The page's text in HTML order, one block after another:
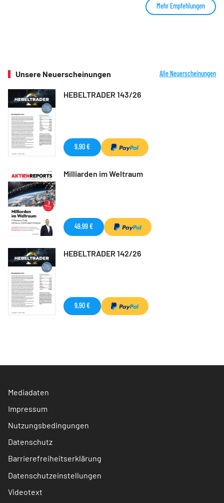
Mehr Empfehlungen
Unsere Neuerscheinungen Alle Neuerscheinungen
HEBELTRADER 143/26
9,90 €
Milliarden im Weltraum
49,99 €
HEBELTRADER 142/26
9,90 €
Mediadaten
Impressum
Nutzungsbedingungen
Datenschutz
Barrierefreiheitserklärung
Datenschutzeinstellungen
Videotext